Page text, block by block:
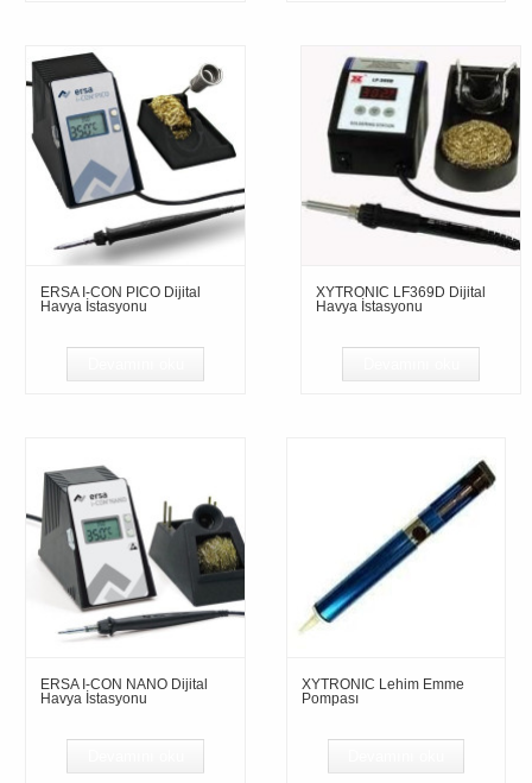
ERSA I-CON PICO Dijital
Havya İstasyonu
XYTRONIC LF369D Dijital
Havya İstasyonu
ERSA I-CON NANO Dijital
Havya İstasyonu
XYTRONIC Lehim Emme
Pompası